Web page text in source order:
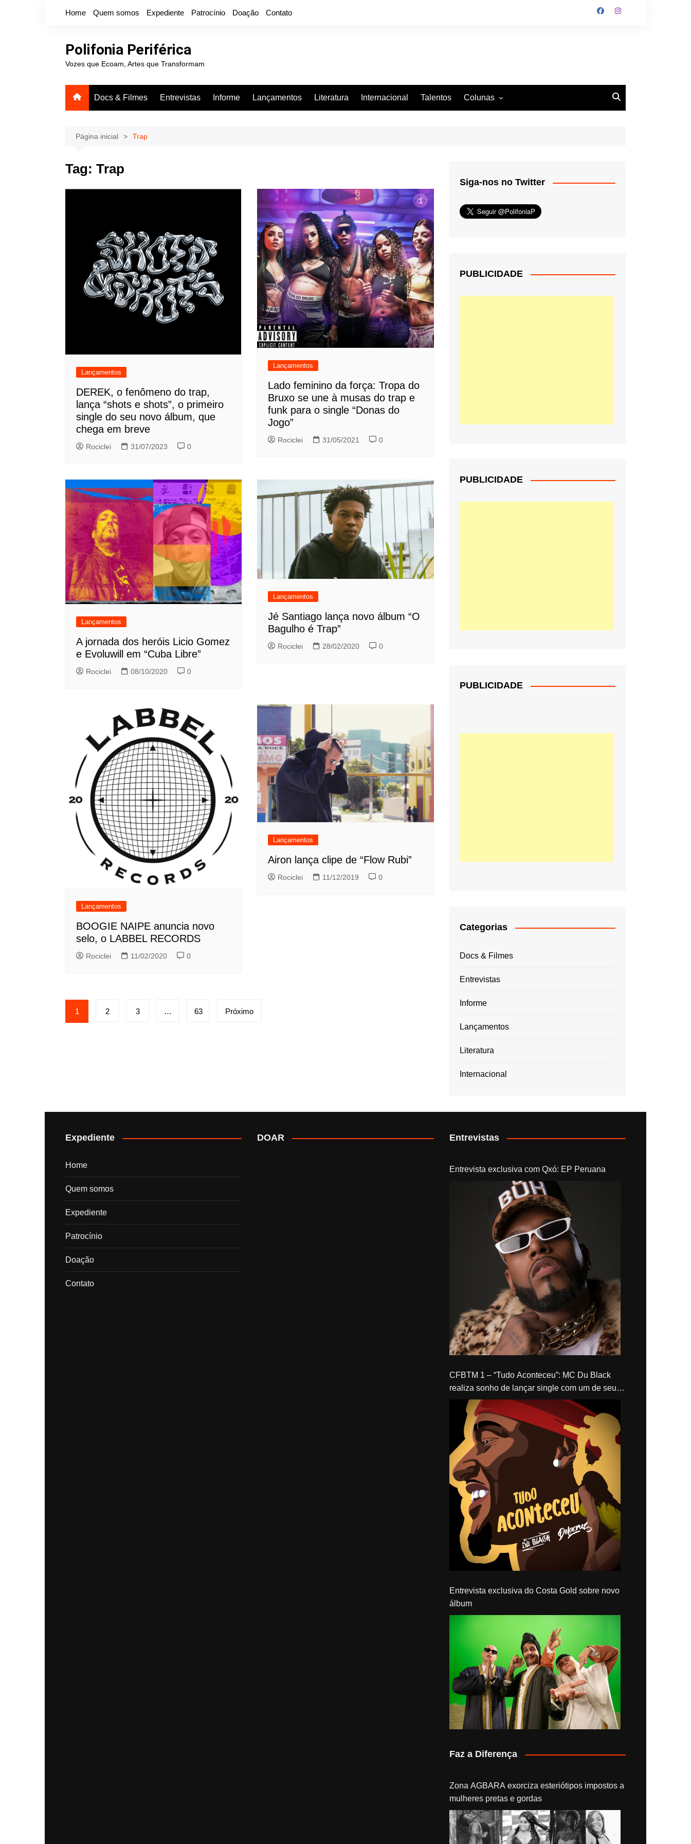
Home Quem somos Expediente Patrocínio Doação Contato
Polifonia Periférica
Vozes que Ecoam, Artes que Transformam
Docs & Filmes Entrevistas Informe Lançamentos Literatura Internacional Talentos Colunas
Página inicial Trap
Tag: Trap
Lançamentos
DEREK, o fenômeno do trap,
lança “shots e shots”, o primeiro
single do seu novo álbum, que
chega em breve
Rociclei 31/07/2023 0
Lançamentos
Lado feminino da força: Tropa do
Bruxo se une à musas do trap e
funk para o single “Donas do
Jogo”
Rociclei 31/05/2021 0
Lançamentos
A jornada dos heróis Licio Gomez
e Evoluwill em “Cuba Libre”
Rociclei 08/10/2020 0
Lançamentos
Jé Santiago lança novo álbum “O
Bagulho é Trap”
Rociclei 28/02/2020 0
Lançamentos
BOOGIE NAIPE anuncia novo
selo, o LABBEL RECORDS
Rociclei 11/02/2020 0
Lançamentos
Airon lança clipe de “Flow Rubi”
Rociclei 11/12/2019 0
Paginação
de
1 2 3 … 63 Próximo
Siga-nos no Twitter
PUBLICIDADE
PUBLICIDADE
PUBLICIDADE
Categorias
Docs & Filmes
Entrevistas
Informe
Lançamentos
Literatura
Internacional
Expediente
Home
Quem somos
Expediente
Patrocínio
Doação
Contato
DOAR Entrevistas
Entrevista exclusiva com Qxó: EP Peruana
CFBTM 1 – “Tudo Aconteceu”: MC Du Black
realiza sonho de lançar single com um de seus
ídolos, Delacruz
Entrevista exclusiva do Costa Gold sobre novo
álbum
Faz a Diferença
Zona AGBARA exorciza esteriótipos impostos a
mulheres pretas e gordas